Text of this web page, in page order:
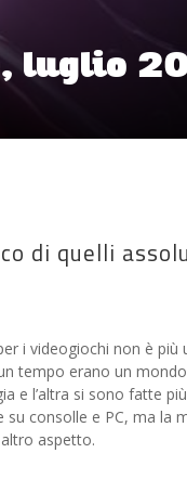
luglio
di quelli
i videogiochi non è più
tempo erano un
e l’altra si sono fatte
consolle e PC, ma la
aspetto.